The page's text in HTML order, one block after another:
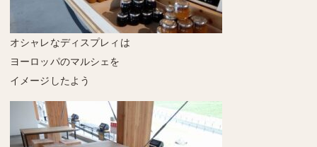
オシャレなディスプレィは
ヨーロッパのマルシェを
イメージしたよう